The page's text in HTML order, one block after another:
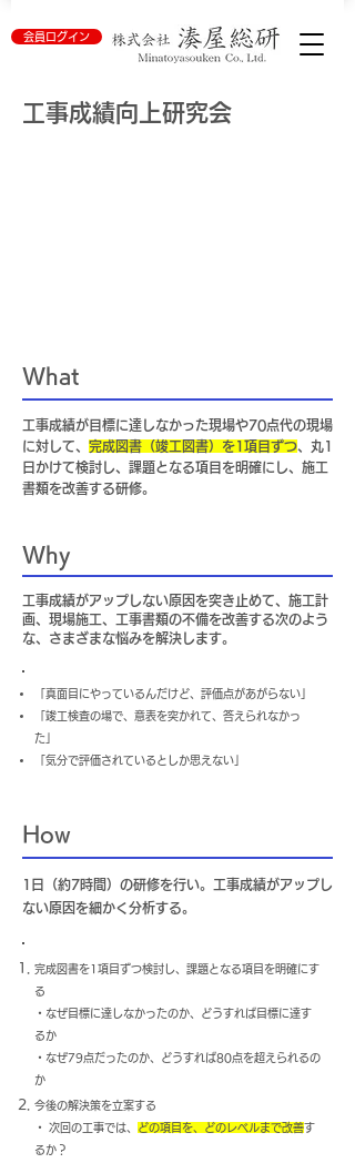
会員ログイン
工事成績向上研究会
What
工事成績が目標に達しなかった現場や70点代の現場
に対して、 完成図書（竣工図書）を1項目ずつ、丸1
日かけて検討し、課題となる項目を明確にし、施工
書類を改善する研修。
Why
工事成績がアップしない原因を突き止めて、施工計
画、現場施工、工事書類の不備を改善する次のよう
な、さまざまな悩みを解決します。
「真面目にやっているんだけど、評価点があがらない」
「竣工検査の場で、意表を突かれて、答えられなかっ
た」
「気分で評価されているとしか思えない」
How
1日（約7時間）の研修を行い。工事成績がアップし
ない原因を細かく分析する。
完成図書を1項目ずつ検討し、課題となる項目を明確にす
る
・ なぜ目標に達しなかったのか、どうすれば目標に達す
るか
・なぜ79点だったのか、どうすれば80点を超えられるの
か
今後の解決策を立案する
・ 次回の工事では、 どの項目を、どのレベルまで改善す
るか？